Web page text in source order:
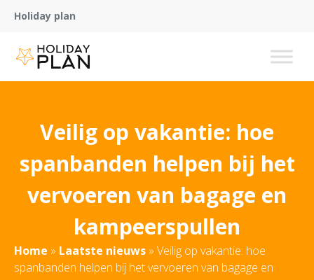
Holiday plan
Veilig op vakantie: hoe
spanbanden helpen bij het
vervoeren van bagage en
kampeerspullen
Home » Laatste nieuws » Veilig op vakantie: hoe
spanbanden helpen bij het vervoeren van bagage en